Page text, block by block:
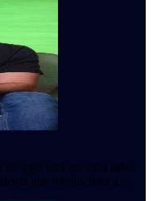
apps está em suas mãos.
que revoluciona a…